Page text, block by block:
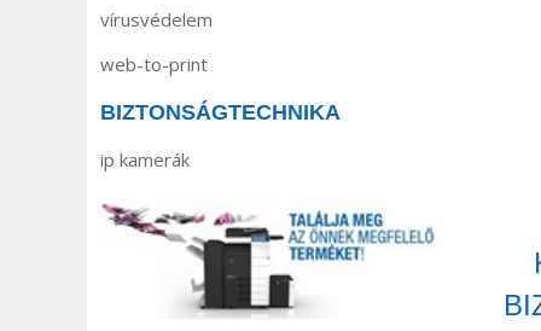
vírusvédelem
web-to-print
BIZTONSÁGTECHNIKA
ip kamerák